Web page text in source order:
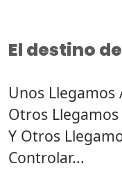
El destino
Unos Llegamos
Otros
Y Otros
Controlar...